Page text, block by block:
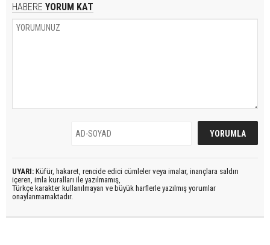
HABERE YORUM KAT
UYARI: Küfür, hakaret, rencide edici cümleler veya imalar, inançlara saldırı
içeren, imla kuralları ile yazılmamış,
Türkçe karakter kullanılmayan ve büyük harflerle yazılmış yorumlar
onaylanmamaktadır.